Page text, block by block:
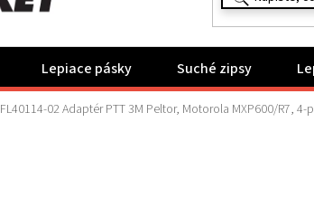
Lepiace pásky Suché zipsy
FL40114-02 Adaptér PTT 3M Peltor, Motorola MXP600/R7,